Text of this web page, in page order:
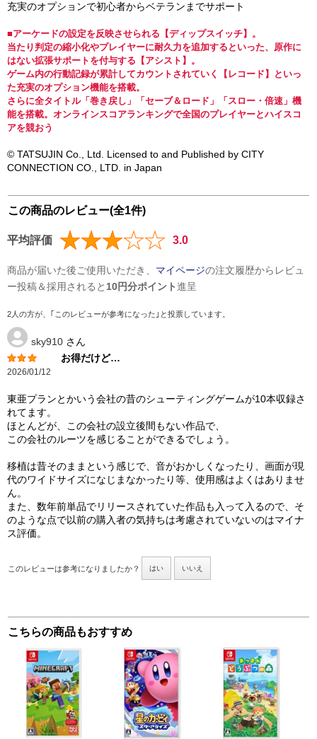
充実のオプションで初心者からベテランまでサポート
■アーケードの設定を反映させられる【ディップスイッチ】。
当たり判定の縮小化やプレイヤーに耐久力を追加するといった、原作に
はない拡張サポートを付与する【アシスト】。
ゲーム内の行動記録が累計してカウントされていく【レコード】といっ
た充実のオプション機能を搭載。
さらに全タイトル「巻き戻し」「セーブ＆ロード」「スロー・倍速」機
能を搭載。オンラインスコアランキングで全国のプレイヤーとハイスコ
アを競おう
© TATSUJIN Co., Ltd. Licensed to and Published by CITY
CONNECTION CO., LTD. in Japan
この商品のレビュー(全1件)
平均評価 3.0
商品が届いた後ご使用いただき、 マイページの注文履歴からレビュ
ー投稿＆採用されると 10円分ポイント進呈
2人の方が、｢このレビューが参考になった｣と投票しています。
sky910 さん
お得だけど…
2026/01/12
東亜プランとかいう会社の昔のシューティングゲームが10本収録さ
れてます。
ほとんどが、この会社の設立後間もない作品で、
この会社のルーツを感じることができるでしょう。
移植は昔そのままという感じで、音がおかしくなったり、画面が現
代のワイドサイズになじまなかったり等、使用感はよくはありませ
ん。
また、数年前単品でリリースされていた作品も入って入るので、そ
のような点で以前の購入者の気持ちは考慮されていないのはマイナ
ス評価。
このレビューは参考になりましたか？ はい いいえ
こちらの商品もおすすめ